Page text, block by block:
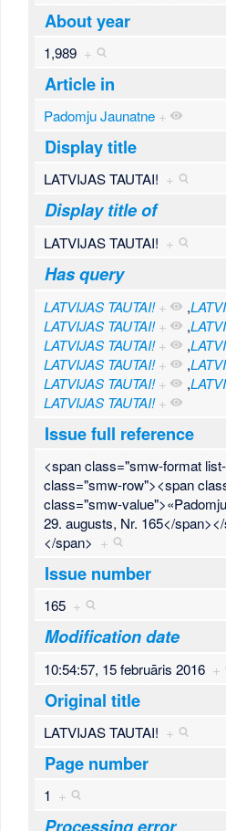
About year
1,989 +
Article in
Padomju Jaunatne +
Display title
LATVIJAS TAUTAI! +
Display title of
LATVIJAS TAUTAI! +
Has query
LATVIJAS TAUTAI! + ,
LATVIJAS TAUTAI! + ,
LATVIJAS TAUTAI! + ,
LATVIJAS TAUTAI! + ,
LATVIJAS TAUTAI! + ,
LATVIJAS TAUTAI! +
Issue full reference
<span class="smw-format
class="smw-row"><span
class="smw-
29. augusts, Nr. 165</
</span> +
Issue number
165 +
Modification date
10:54:57, 15 februāris 2016 +
Original title
LATVIJAS TAUTAI! +
Page number
1 +